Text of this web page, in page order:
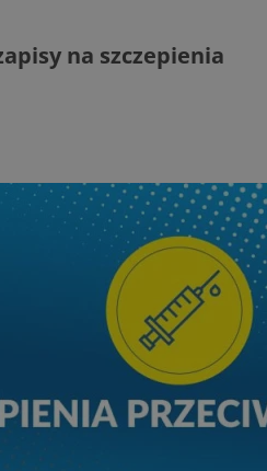
na szczepienia